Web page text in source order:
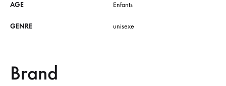
AGE Enfants
GENRE unisexe
Brand